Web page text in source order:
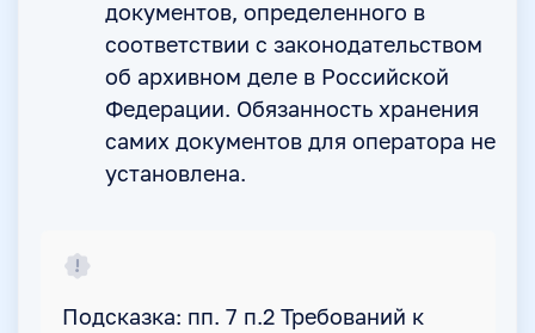
документов, определенного в
соответствии с законодательством
об архивном деле в Российской
Федерации. Обязанность хранения
самих документов для оператора не
установлена.
Подсказка: пп. 7 п.2 Требований к